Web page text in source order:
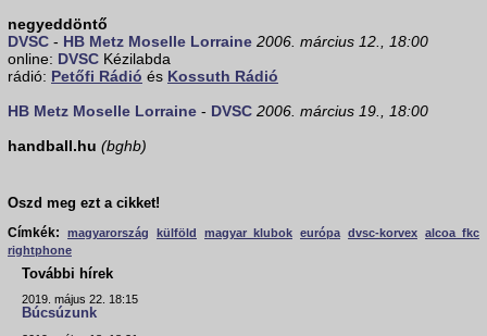
negyeddöntő
DVSC - HB Metz Moselle Lorraine 2006. március 12., 18:00
online: DVSC Kézilabda
rádió: Petőfi Rádió és Kossuth Rádió
HB Metz Moselle Lorraine - DVSC 2006. március 19., 18:00
handball.hu (bghb)
Oszd meg ezt a cikket!
Címkék:
magyarország külföld magyar klubok európa dvsc-korvex alcoa fkc
rightphone
További hírek
2019. május 22. 18:15
Búcsúzunk